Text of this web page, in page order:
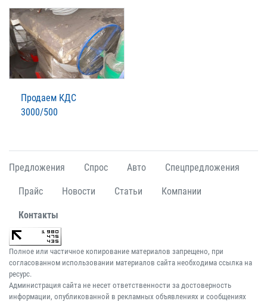
Продаем КДС
3000/500
Предложения Спрос Авто Спецпредложения
Прайс Новости Статьи Компании
Контакты
Полное или частичное копирование материалов запрещено, при
согласованном использовании материалов сайта необходима ссылка на
ресурс.
Администрация сайта не несет ответственности за достоверность
информации, опубликованной в рекламных объявлениях и сообщениях